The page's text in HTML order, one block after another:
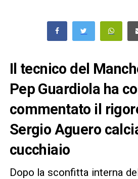
Il tecnico del
Pep Guardiola ha
commentato il
Sergio Aguero
cucchiaio
Dopo la sconfitta interna